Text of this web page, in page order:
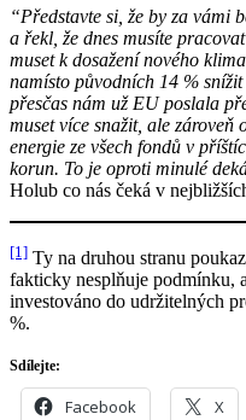
“Představte si, že by za vámi
a řekl, že dnes musíte
muset k dosažení nového
namísto původních 14 %
přesčas nám už EU poslala
muset více snažit, ale zároveň
energie ze všech fondů v
korun. To je oproti minulé
Holub co nás čeká v
[1] Ty na druhou stranu
fakticky nesplňuje podmínku,
investováno do udržitelných
%.
Sdílejte:
Facebook X